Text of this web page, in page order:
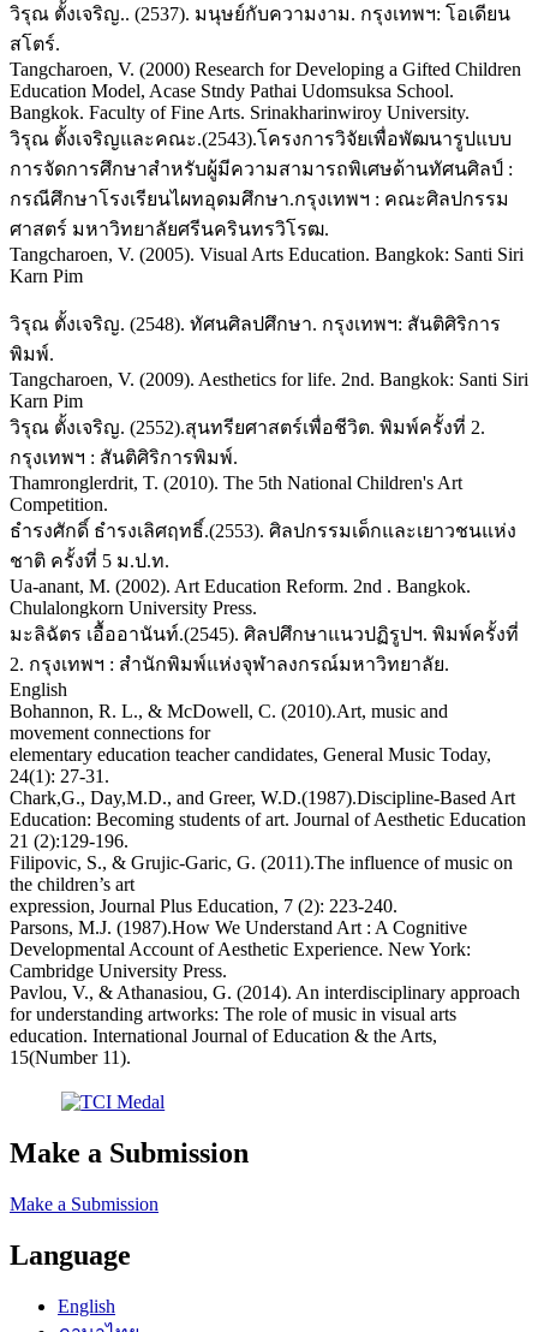
วิรุณ ตั้งเจริญ.. (2537). มนุษย์กับความงาม. กรุงเทพฯ: โอเดียน
สโตร์.
Tangcharoen, V. (2000) Research for Developing a Gifted Children
Education Model, Acase Stndy Pathai Udomsuksa School.
Bangkok. Faculty of Fine Arts. Srinakharinwiroy University.
วิรุณ ตั้งเจริญและคณะ.(2543).โครงการวิจัยเพื่อพัฒนารูปแบบ
การจัดการศึกษาสำหรับผู้มีความสามารถพิเศษด้านทัศนศิลป์ :
กรณีศึกษาโรงเรียนไผทอุดมศึกษา.กรุงเทพฯ : คณะศิลปกรรม
ศาสตร์ มหาวิทยาลัยศรีนครินทรวิโรฒ.
Tangcharoen, V. (2005). Visual Arts Education. Bangkok: Santi Siri
Karn Pim
วิรุณ ตั้งเจริญ. (2548). ทัศนศิลปศึกษา. กรุงเทพฯ: สันติศิริการ
พิมพ์.
Tangcharoen, V. (2009). Aesthetics for life. 2nd. Bangkok: Santi Siri
Karn Pim
วิรุณ ตั้งเจริญ. (2552).สุนทรียศาสตร์เพื่อชีวิต. พิมพ์ครั้งที่ 2.
กรุงเทพฯ : สันติศิริการพิมพ์.
Thamronglerdrit, T. (2010). The 5th National Children's Art
Competition.
ธำรงศักดิ์ ธำรงเลิศฤทธิ์.(2553). ศิลปกรรมเด็กและเยาวชนแห่ง
ชาติ ครั้งที่ 5 ม.ป.ท.
Ua-anant, M. (2002). Art Education Reform. 2nd . Bangkok.
Chulalongkorn University Press.
มะลิฉัตร เอื้ออานันท์.(2545). ศิลปศึกษาแนวปฏิรูปฯ. พิมพ์ครั้งที่
2. กรุงเทพฯ : สำนักพิมพ์แห่งจุฬาลงกรณ์มหาวิทยาลัย.
English
Bohannon, R. L., & McDowell, C. (2010).Art, music and
movement connections for
elementary education teacher candidates, General Music Today,
24(1): 27-31.
Chark,G., Day,M.D., and Greer, W.D.(1987).Discipline-Based Art
Education: Becoming students of art. Journal of Aesthetic Education
21 (2):129-196.
Filipovic, S., & Grujic-Garic, G. (2011).The influence of music on
the children’s art
expression, Journal Plus Education, 7 (2): 223-240.
Parsons, M.J. (1987).How We Understand Art : A Cognitive
Developmental Account of Aesthetic Experience. New York:
Cambridge University Press.
Pavlou, V., & Athanasiou, G. (2014). An interdisciplinary approach
for understanding artworks: The role of music in visual arts
education. International Journal of Education & the Arts,
15(Number 11).
Make a Submission
Make a Submission
Language
English